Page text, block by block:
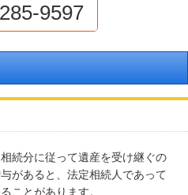
9597
続分に従って遺産を受け継ぐの
があると、法定相続人であって
ことがあります。